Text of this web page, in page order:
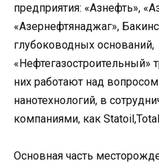
предприятия: «Азнефть»,
«Азернефтянаджаг»,
глубоководных оснований,
«Нефтегазостроительный»
них работают над
нанотехнологий, в
компаниями, как
Основная часть